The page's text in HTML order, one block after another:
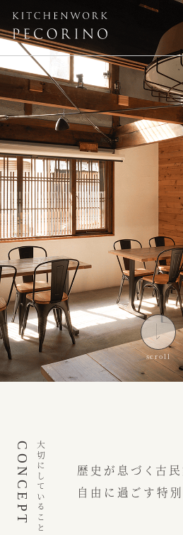
トップページ
大切にしていること
インスピレーション
ウェディング
ウェディング予約
大切にしていること
CONCEPT
歴史が息づく古民
自由に過ごす特別